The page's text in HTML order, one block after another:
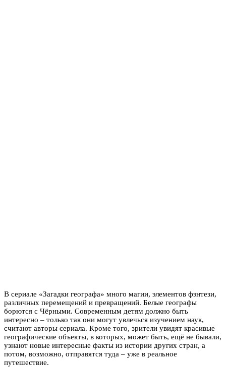
В сериале «Загадки географа» много магии, элементов фэнтези,
различных перемещений и превращений. Белые географы
борются с Чёрными. Современным детям должно быть
интересно – только так они могут увлечься изучением наук,
считают авторы сериала. Кроме того, зрители увидят красивые
географические объекты, в которых, может быть, ещё не бывали,
узнают новые интересные факты из истории других стран, а
потом, возможно, отправятся туда – уже в реальное
путешествие.